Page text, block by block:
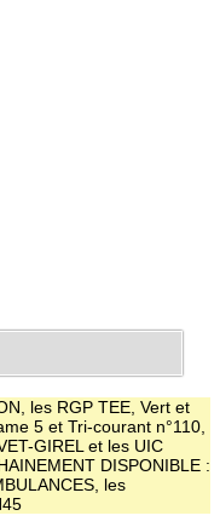
les RGP TEE, Vert et
5 et Tri-courant n°110,
GIREL et les UIC
DISPONIBLE :
les